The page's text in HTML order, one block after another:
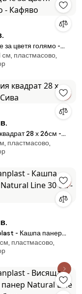
за цветя голямо -
cм, пластмасово,
28 х 26см -
пластмасово,
- Кашпа панер
30 см - мока
пластмасово,